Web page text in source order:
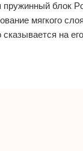
блок
мягкого
на